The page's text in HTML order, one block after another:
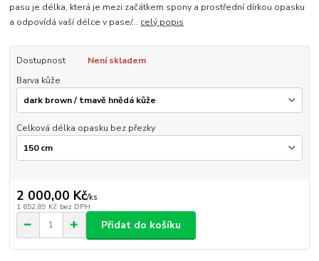
pasu je délka, která je mezi začátkem spony a prostřední dírkou opasku
a odpovídá vaší délce v pase/... celý popis
Dostupnost
Není skladem
Barva kůže
Celková délka opasku bez přezky
2 000,00 Kč/ks
1 652,89 Kč bez DPH
Přidat do košíku